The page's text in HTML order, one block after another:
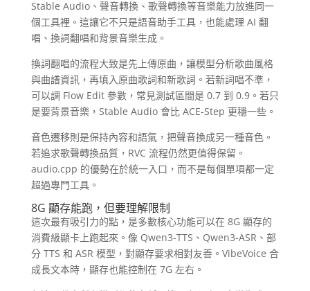
Stable Audio、聲音轉換、歌聲轉換等音樂能力放進同一
個工具裡。這讓它不只是語音助手工具，也能處理 AI 翻
唱、換詞翻唱和背景音樂生成。
換詞翻唱的流程大致是先上傳原曲，讓模型分析歌曲風格
與曲譜資訊，再填入原曲歌詞和新歌詞。若新詞唱不準，
可以調 Flow Edit 參數，常見測試區間是 0.7 到 0.9。若只
是要背景音樂，Stable Audio 會比 ACE-Step 更穩一些。
音色遷移則是保持內容和語氣，把聲音換成另一種音色。
若追求歌聲轉換品質，RVC 流程仍然更值得保留。
audio.cpp 的優勢在於統一入口，而不是每個單項都一定
超過專門工具。
8G 顯存能跑，但要理解限制
這次最有吸引力的點，是多數核心功能可以在 8G 顯存的
消費級顯卡上跑起來。像 Qwen3-TTS、Qwen3-ASR、部
分 TTS 和 ASR 模型，對顯存要求相對友善。VibeVoice 合
成長文本時，顯存也能控制在 7G 左右。